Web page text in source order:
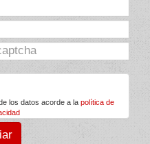
captcha
los datos acorde a la política de